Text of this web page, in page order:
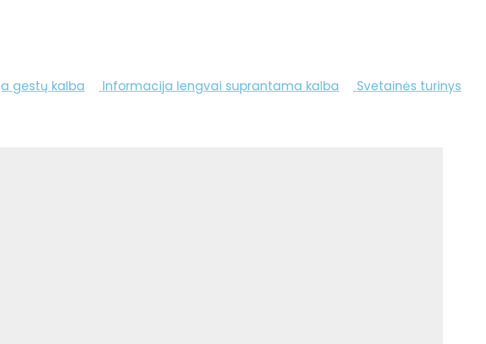
gestų kalba Informacija lengvai suprantama kalba Svetainės turinys